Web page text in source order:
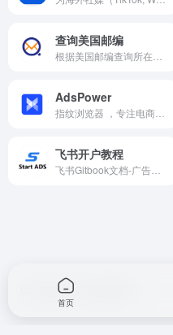
查询美国邮编
AdsPower
飞书开户教程
Copyright © 2025 知晓天下
首页